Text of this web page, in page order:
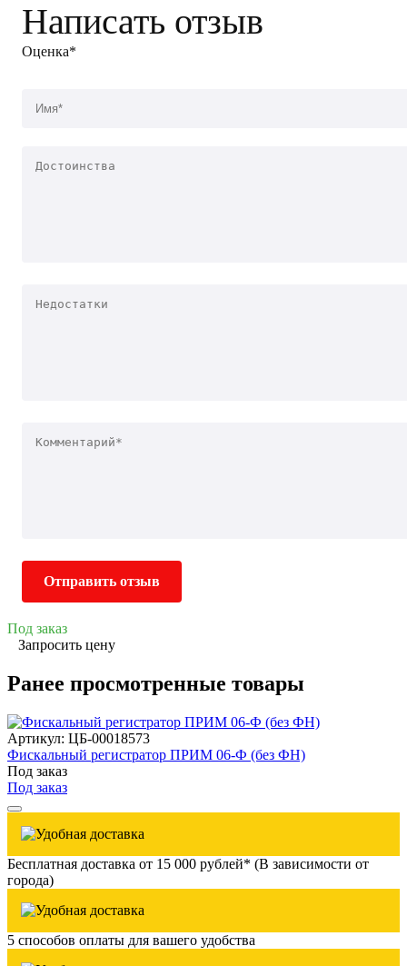
Написать отзыв
Оценка*
Отправить отзыв
Под заказ
Запросить цену
Ранее просмотренные товары
Артикул: ЦБ-00018573
Фискальный регистратор ПРИМ 06-Ф (без ФН)
Под заказ
Под заказ
Бесплатная доставка от 15 000 рублей* (В зависимости от
города)
5 способов оплаты для вашего удобства